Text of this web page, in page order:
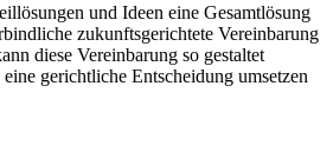
und Ideen eine Gesamtlösung
zukunftsgerichtete Vereinbarung
diese Vereinbarung so gestaltet
gerichtliche Entscheidung umsetzen